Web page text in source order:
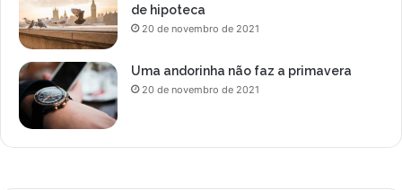
de hipoteca
20 de novembro de 2021
Uma andorinha não faz a primavera
20 de novembro de 2021